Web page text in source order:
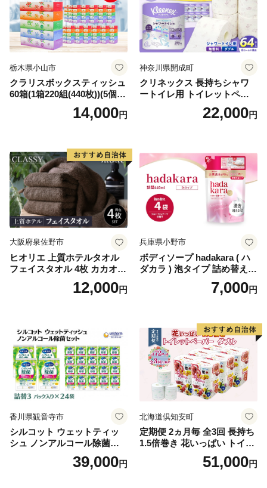
栃木県小山市
クラリスボックスティッシュ
60箱(1箱220組(440枚))(5個入
り×12セット)【1256759】
14,000円
神奈川県開成町
クリネックス 長持ちシャワ
ートイレ用 トイレットペー
パー（ダブル）64ロール(8ロ
ール×8パック) 開成町 トイレ
蓄 防災 エコ 消耗品 生活雑貨
生活用品 無香料 トイレット
ペーパー ダブル といれっと
ぺーぱー トイレ クレシア ト
イレットペーパー [BDBH002
-1]
22,000円
大阪府泉佐野市
ヒオリエ 上質ホテルタオル
フェイスタオル 4枚 カカオ
【タオル 泉州タオル 吸水 普
段使い 無地 シンプル 日用品
12,000円
兵庫県小野市
ボディソープ hadakara ( ハ
ダカラ ) 泡タイプ 詰め替え 4
40ml×4袋 ボディーソープ 泡
ボディソープ 泡 日用品 消耗
泡石鹸 石鹸 兵庫 兵庫県 小野
7,000円
香川県観音寺市
シルコット ウェットティッ
シュ ノンアルコール除菌詰
替（43枚×3P）×24袋 日用品
おもちゃ 拭き取り 手拭き 外
39,000円
北海道倶知安町
定期便 2ヵ月毎 全3回 長持ち
1.5倍巻き 花いっぱい トイレ
ットペーパー ダブル 45ｍ 計
72ロール 全18種 花柄 プリン
51,000円